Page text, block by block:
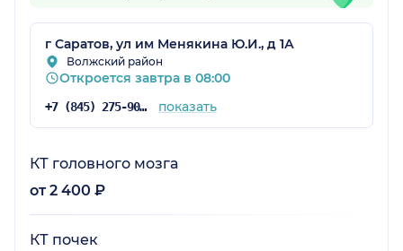
г Саратов, ул им Менякина Ю.И., д 1А
Волжский район
Откроется завтра в 08:00
+7 (845) 275-90-03 показать
КТ головного мозга
от 2 400 ₽
КТ почек